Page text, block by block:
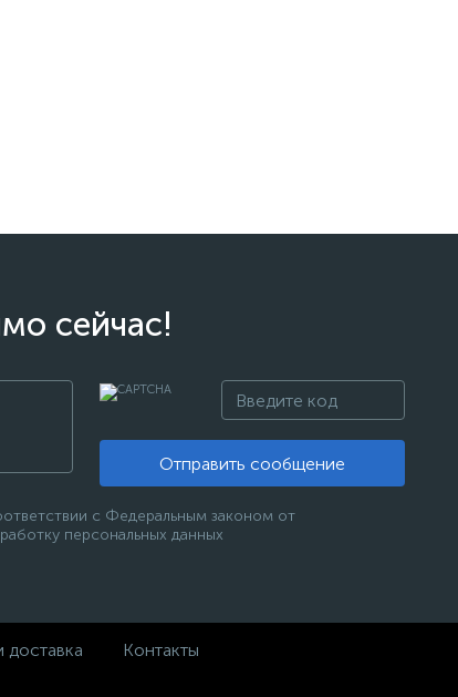
сейчас!
Отправить сообщение
с Федеральным законом от
персональных данных
доставка Контакты